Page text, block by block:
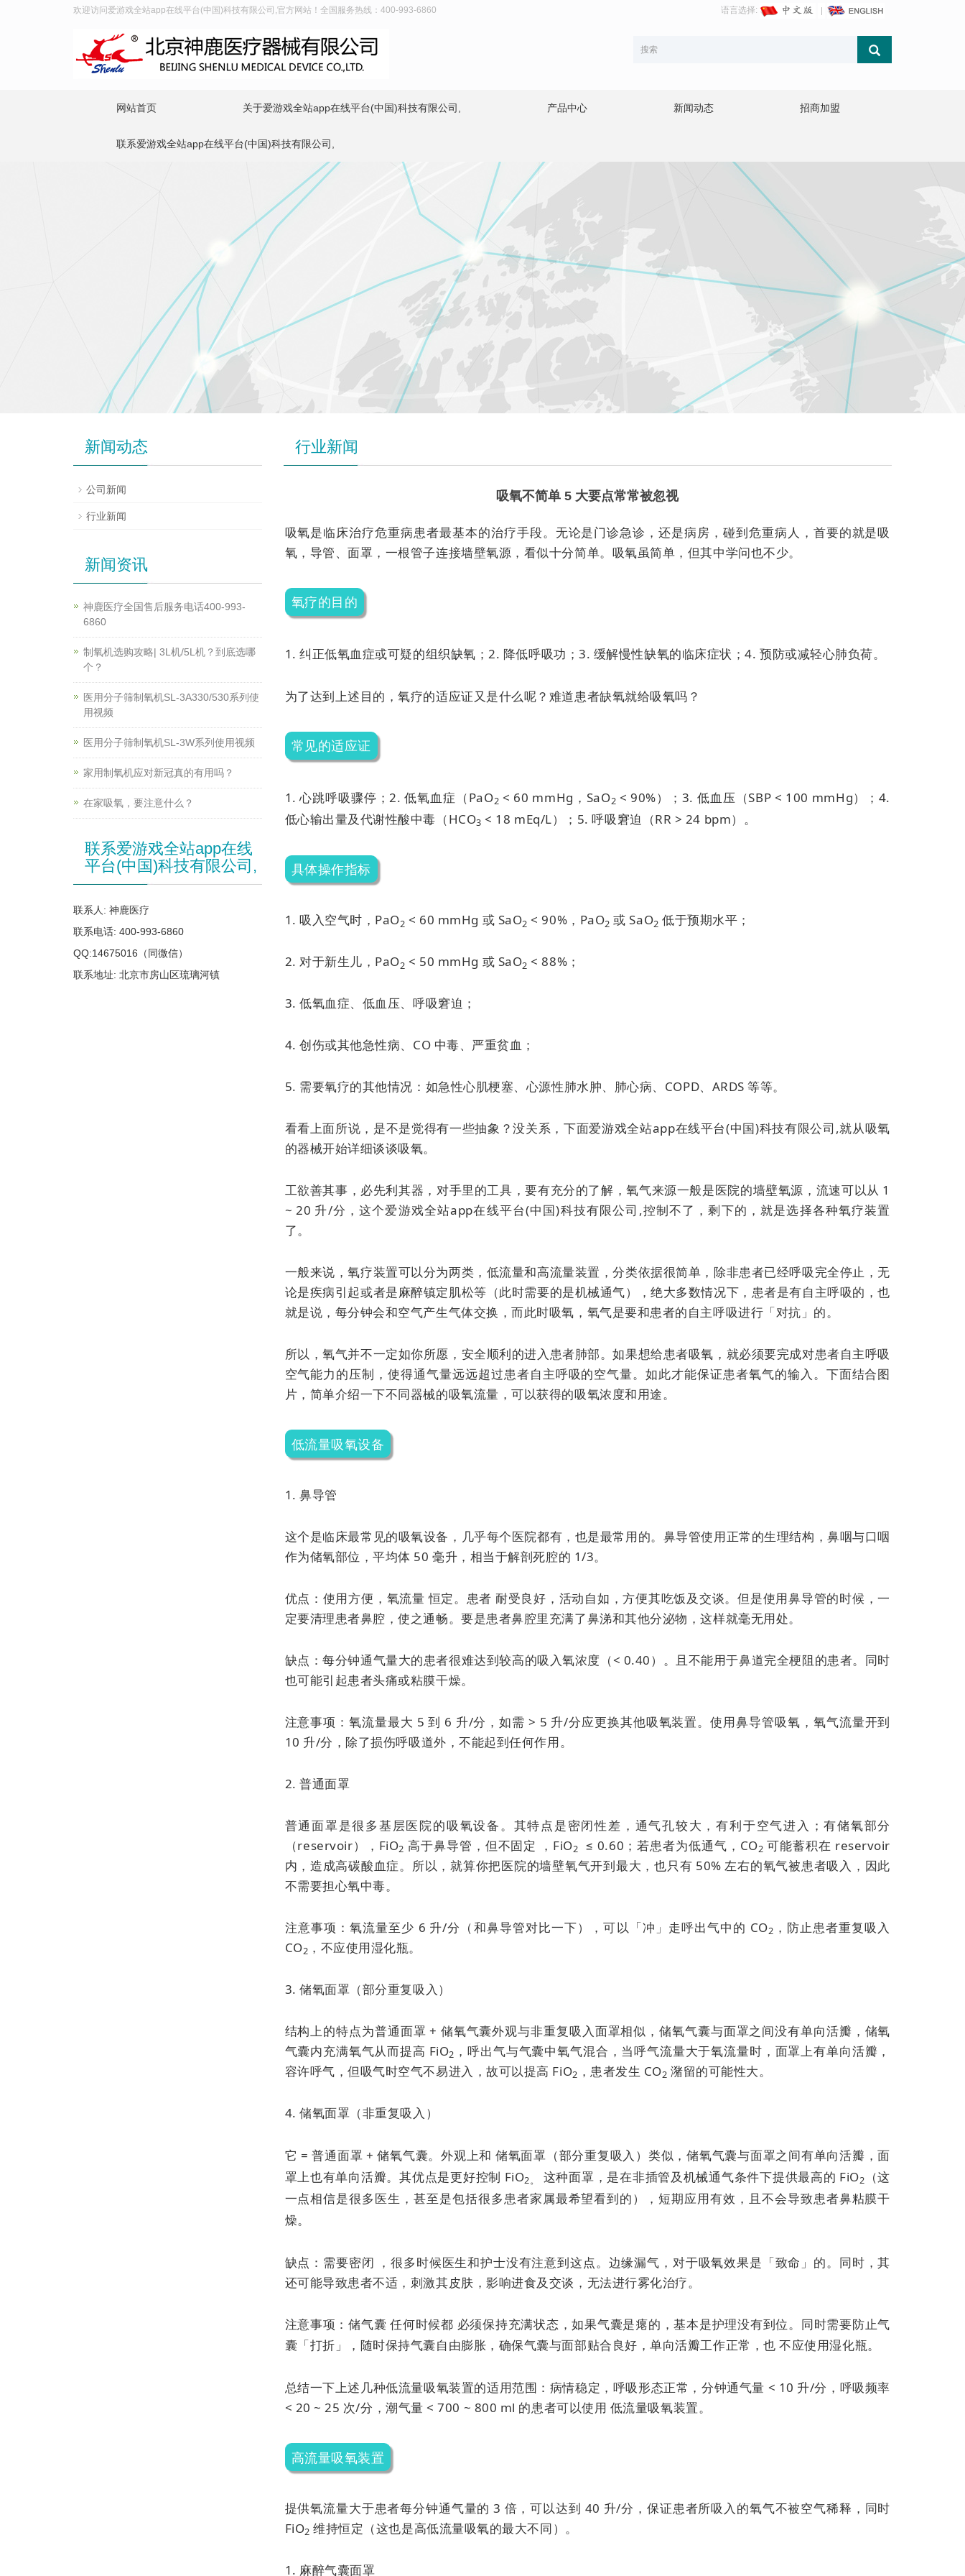
欢迎访问爱游戏全站app在线平台(中国)科技有限公司,官方网站！全国服务热线：400-993-6860 语言选择:
网站首页 关于爱游戏全站app在线平台(中国)科技有限公司, 产品中心 新闻动态 招商加盟
联系爱游戏全站app在线平台(中国)科技有限公司,
行业新闻
吸氧不简单 5 大要点常常被忽视
吸氧是临床治疗危重病患者最基本的治疗手段。无论是门诊急诊，还是病房，碰到危重病人，首要的就是吸
氧，导管、面罩，一根管子连接墙壁氧源，看似十分简单。吸氧虽简单，但其中学问也不少。
氧疗的目的
1. 纠正低氧血症或可疑的组织缺氧；2. 降低呼吸功；3. 缓解慢性缺氧的临床症状；4. 预防或减轻心肺负荷。
为了达到上述目的，氧疗的适应证又是什么呢？难道患者缺氧就给吸氧吗？
常见的适应证
1. 心跳呼吸骤停； 2. 低氧血症（PaO2 < 60 mmHg，SaO2 < 90%）； 3. 低血压（SBP < 100 mmHg）； 4.
低心输出量及代谢性酸中毒（HCO3 < 18 mEq/L）； 5. 呼吸窘迫（RR > 24 bpm）。
具体操作指标
1. 吸入空气时，PaO2 < 60 mmHg 或 SaO2 < 90%，PaO2 或 SaO2 低于预期水平；
2. 对于新生儿，PaO2 < 50 mmHg 或 SaO2 < 88%；
3. 低氧血症、低血压、呼吸窘迫；
4. 创伤或其他急性病、CO 中毒、严重贫血；
5. 需要氧疗的其他情况：如急性心肌梗塞、心源性肺水肿、肺心病、COPD、ARDS 等等。
看看上面所说，是不是觉得有一些抽象？没关系，下面爱游戏全站app在线平台(中国)科技有限公司,就从吸氧
的器械开始详细谈谈吸氧。
工欲善其事，必先利其器，对手里的工具，要有充分的了解，氧气来源一般是医院的墙壁氧源，流速可以从 1
~ 20 升/分，这个爱游戏全站app在线平台(中国)科技有限公司,控制不了，剩下的，就是选择各种氧疗装置
了。
一般来说，氧疗装置可以分为两类，低流量和高流量装置，分类依据很简单，除非患者已经呼吸完全停止，无
论是疾病引起或者是麻醉镇定肌松等（此时需要的是机械通气），绝大多数情况下，患者是有自主呼吸的，也
就是说，每分钟会和空气产生气体交换，而此时吸氧，氧气是要和患者的自主呼吸进行「对抗」的。
所以，氧气并不一定如你所愿，安全顺利的进入患者肺部。如果想给患者吸氧，就必须要完成对患者自主呼吸
空气能力的压制，使得通气量远远超过患者自主呼吸的空气量。如此才能保证患者氧气的输入。下面结合图
片，简单介绍一下不同器械的吸氧流量，可以获得的吸氧浓度和用途。
低流量吸氧设备
1. 鼻导管
这个是临床最常见的吸氧设备，几乎每个医院都有，也是最常用的。 鼻导管使用正常的生理结构，鼻咽与口咽
作为储氧部位，平均体 50 毫升，相当于解剖死腔的 1/3。
优点：使用方便， 氧流量恒定。患者 耐受良好，活动自如，方便其吃饭及交谈。但是使用鼻导管的时候，一
定要清理患者鼻腔，使之通畅。要是患者鼻腔里充满了鼻涕和其他分泌物，这样就毫无用处。
缺点：每分钟通气量大的患者很难达到较高的吸入氧浓度（< 0.40）。且不能用于鼻道完全梗阻的患者。同时
也可能引起患者头痛或粘膜干燥。
注意事项：氧流量最大 5 到 6 升/分，如需 > 5 升/分应更换其他吸氧装置。使用鼻导管吸氧，氧气流量开到
10 升/分，除了损伤呼吸道外，不能起到任何作用。
2. 普通面罩
普通面罩是很多基层医院的吸氧设备。其特点是密闭性差，通气孔较大，有利于空气进入；有储氧部分
（reservoir），FiO2 高于鼻导管，但不固定 ，FiO2 ≤ 0.60；若患者为低通气，CO2 可能蓄积在 reservoir
内，造成高碳酸血症。所以，就算你把医院的墙壁氧气开到最大，也只有 50% 左右的氧气被患者吸入，因此
不需要担心氧中毒。
注意事项：氧流量至少 6 升/分（和鼻导管对比一下），可以「冲」走呼出气中的 CO2 ，防止患者重复吸入
CO2 ，不应使用湿化瓶。
3. 储氧面罩（部分重复吸入）
结构上的特点为普通面罩 + 储氧气囊外观与非重复吸入面罩相似，储氧气囊与面罩之间没有单向活瓣，储氧
气囊内充满氧气从而提高 FiO2 ，呼出气与气囊中氧气混合，当呼气流量大于氧流量时，面罩上有单向活瓣，
容许呼气，但吸气时空气不易进入，故可以提高 FiO2 ，患者发生 CO2 潴留的可能性大。
4. 储氧面罩（非重复吸入）
它 = 普通面罩 + 储氧气囊。外观上和 储氧面罩（部分重复吸入）类似，储氧气囊与面罩之间有单向活瓣，面
罩上也有单向活瓣。其优点是更好控制 FiO2。 这种面罩，是在非插管及机械通气条件下提供最高的 FiO2
（这
一点相信是很多医生，甚至是包括很多患者家属最希望看到的），短期应用有效，且不会导致患者鼻粘膜干
燥。
缺点：需要密闭 ，很多时候医生和护士没有注意到这点。边缘漏气，对于吸氧效果是「致命」的。同时，其
还可能导致患者不适，刺激其皮肤，影响进食及交谈，无法进行雾化治疗。
注意事项：储气囊任何时候都 必须保持充满状态，如果气囊是瘪的，基本是护理没有到位。同时需要防止气
囊「打折」，随时保持气囊自由膨胀，确保气囊与面部贴合良好，单向活瓣工作正常，也不应使用湿化瓶。
总结一下上述几种低流量吸氧装置的适用范围：病情稳定，呼吸形态正常，分钟通气量 < 10 升/分，呼吸频率
< 20 ~ 25 次/分，潮气量 < 700 ~ 800 ml 的患者可以使用 低流量吸氧装置。
高流量吸氧装置
提供氧流量大于患者每分钟通气量的 3 倍，可以达到 40 升/分，保证患者所吸入的氧气不被空气稀释，同时
FiO2 维持恒定（这也是高低流量吸氧的最大不同）。
1. 麻醉气囊面罩
新闻动态
公司新闻
行业新闻
新闻资讯
神鹿医疗全国售后服务电话400-993-
6860
制氧机选购攻略| 3L机/5L机？到底选哪
个？
医用分子筛制氧机SL-3A330/530系列使
用视频
医用分子筛制氧机SL-3W系列使用视频
家用制氧机应对新冠真的有用吗？
在家吸氧，要注意什么？
联系爱游戏全站app在线
平台(中国)科技有限公司,
联系人: 神鹿医疗
联系电话: 400-993-6860
QQ:14675016（同微信）
联系地址: 北京市房山区琉璃河镇